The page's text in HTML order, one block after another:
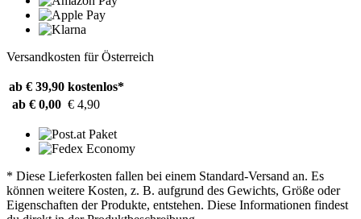
Versandkosten für Österreich
ab € 39,90 kostenlos*
ab € 0,00 € 4,90
* Diese Lieferkosten fallen bei einem Standard-Versand an. Es
können weitere Kosten, z. B. aufgrund des Gewichts, Größe oder
Eigenschaften der Produkte, entstehen. Diese Informationen findest